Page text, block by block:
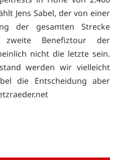
Jens Sabel, der von einer
der gesamten Strecke
Benefiztour der
nicht die letzte sein.
werden wir vielleicht
die Entscheidung aber